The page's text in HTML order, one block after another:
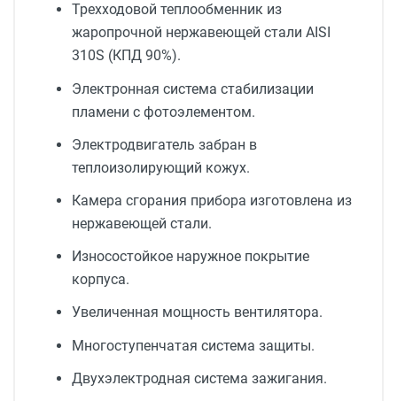
Трехходовой теплообменник из
жаропрочной нержавеющей стали AISI
310S (КПД 90%).
Электронная система стабилизации
пламени с фотоэлементом.
Электродвигатель забран в
теплоизолирующий кожух.
Камера сгорания прибора изготовлена из
нержавеющей стали.
Износостойкое наружное покрытие
корпуса.
Увеличенная мощность вентилятора.
Многоступенчатая система защиты.
Двухэлектродная система зажигания.